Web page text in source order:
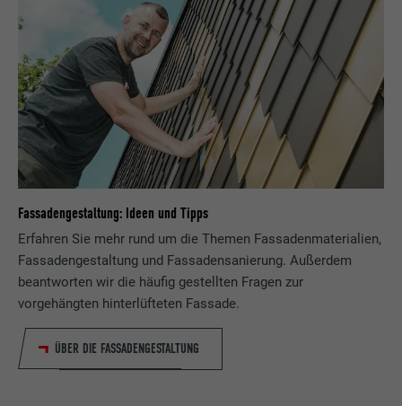
Fassadengestaltung: Ideen und Tipps
Erfahren Sie mehr rund um die Themen Fassadenmaterialien,
Fassadengestaltung und Fassadensanierung. Außerdem
beantworten wir die häufig gestellten Fragen zur
vorgehängten hinterlüfteten Fassade.
ÜBER DIE FASSADENGESTALTUNG